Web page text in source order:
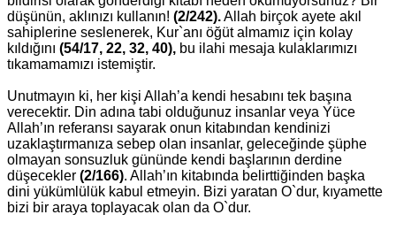
düşünün, aklınızı kullanın! (2/242).Allah birçok ayete akıl
sahiplerine seslenerek, Kur`anı öğüt almamız için kolay
kıldığını (54/17, 22, 32, 40), bu ilahi mesaja kulaklarımızı
tıkamamamızı istemiştir.
Unutmayın ki, her kişi Allah’a kendi hesabını tek başına
verecektir. Din adına tabi olduğunuz insanlar veya Yüce
Allah’ın referansı sayarak onun kitabından kendinizi
uzaklaştırmanıza sebep olan insanlar, geleceğinde şüphe
olmayan sonsuzluk gününde kendi başlarının derdine
düşecekler (2/166). Allah’ın kitabında belirttiğinden başka
dini yükümlülük kabul etmeyin. Bizi yaratan O`dur, kıyamette
bizi bir araya toplayacak olan da O`dur.